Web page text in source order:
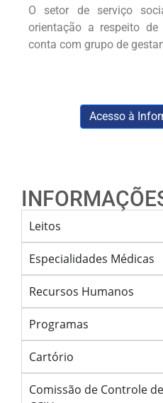
O setor de serviço
orientação a respeito
conta com grupo de
Acesso à
Leitos
Especialidades Médicas
Recursos Humanos
Programas
Cartório
Comissão de Controle